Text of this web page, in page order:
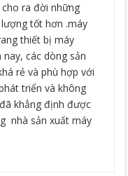
ra đời những
tốt hơn .máy
thiết bị máy
các dòng sản
rẻ và phù hợp với
triển và không
khẳng định được
nhà sản xuất máy